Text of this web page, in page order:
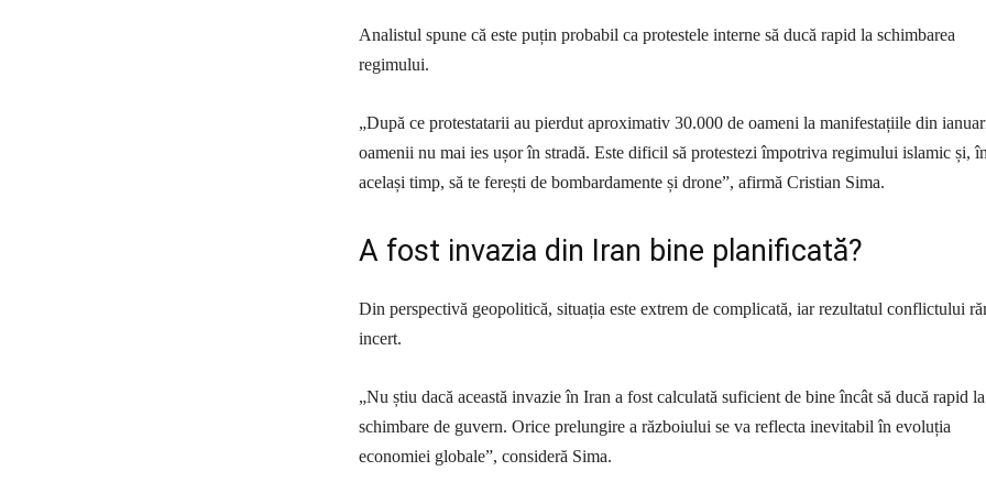
Analistul spune că este puțin probabil ca protestele interne să ducă rapid la schimbarea
regimului.
„După ce protestatarii au pierdut aproximativ 30.000 de oameni la manifestațiile din
oamenii nu mai ies ușor în stradă. Este dificil să protestezi împotriva regimului islamic și, în
același timp, să te ferești de bombardamente și drone”, afirmă Cristian Sima.
A fost invazia din Iran bine planificată?
Din perspectivă geopolitică, situația este extrem de complicată, iar rezultatul conflictului
incert.
„Nu știu dacă această invazie în Iran a fost calculată suficient de bine încât să ducă rapid
schimbare de guvern. Orice prelungire a războiului se va reflecta inevitabil în evoluția
economiei globale”, consideră Sima.